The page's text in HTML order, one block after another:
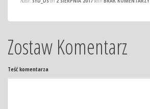
Zostaw Komentarz
Teść komentarza